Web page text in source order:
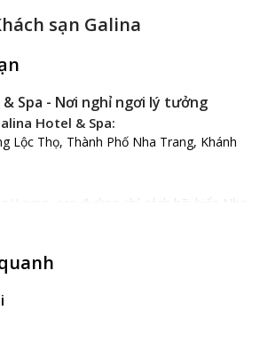
sạn Galina
Spa - Nơi nghỉ ngơi lý tưởng
Hotel & Spa:
Lộc Thọ, Thành Phố Nha Trang, Khánh
Vương, con đường chỉ cách bãi biển Nha
đi bộ, nhờ vị trí thuận tiện của mình
một tòa nhà sang trọng, hiện đại, được
từ biển và những con sóng nhấp nhô ngày
kiến trúc Âu - Á. Một điểm nổi bật